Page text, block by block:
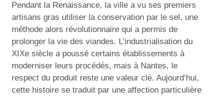
Pendant la Renaissance, la ville a vu ses premiers
artisans gras utiliser la conservation par le sel, une
méthode alors révolutionnaire qui a permis de
prolonger la vie des viandes. L’industrialisation du
XIXe siècle a poussé certains établissements à
moderniser leurs procédés, mais à Nantes, le
respect du produit reste une valeur clé. Aujourd’hui,
cette histoire se traduit par une affection particulière